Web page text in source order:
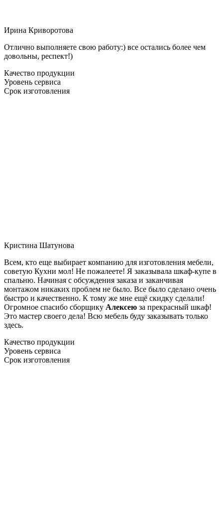
Ирина Криворотова
Отлично выполняете свою работу:) все остались более чем
довольны, респект!)
Качество продукции
Уровень сервиса
Срок изготовления
Кристина Шатунова
Всем, кто еще выбирает компанию для изготовления мебели,
советую Кухни мол! Не пожалеете! Я заказывала шкаф-купе в
спальню. Начиная с обсуждения заказа и заканчивая
монтажом никаких проблем не было. Все было сделано очень
быстро и качественно. К тому же мне ещё скидку сделали!
Огромное спасибо сборщику Алексею за прекрасный шкаф!
Это мастер своего дела! Всю мебель буду заказывать только
здесь.
Качество продукции
Уровень сервиса
Срок изготовления